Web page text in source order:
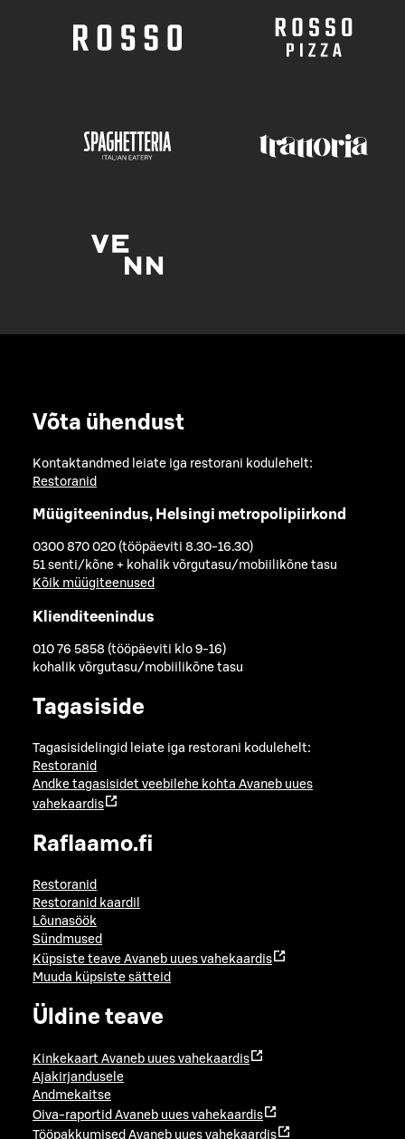
Võta ühendust
Kontaktandmed leiate iga restorani kodulehelt:
Restoranid
Müügiteenindus, Helsingi metropolipiirkond
0300 870 020 (tööpäeviti 8.30-16.30)
51 senti/kõne + kohalik võrgutasu/mobiilikõne tasu
Kõik müügiteenused
Klienditeenindus
010 76 5858 (tööpäeviti klo 9-16)
kohalik võrgutasu/mobiilikõne tasu
Tagasiside
Tagasisidelingid leiate iga restorani kodulehelt:
Restoranid
Andke tagasisidet veebilehe kohta Avaneb uues
vahekaardis
Raflaamo.fi
Restoranid
Restoranid kaardil
Lõunasöök
Sündmused
Küpsiste teave Avaneb uues vahekaardis
Muuda küpsiste sätteid
Üldine teave
Kinkekaart Avaneb uues vahekaardis
Ajakirjandusele
Andmekaitse
Oiva-raportid Avaneb uues vahekaardis
Tööpakkumised Avaneb uues vahekaardis